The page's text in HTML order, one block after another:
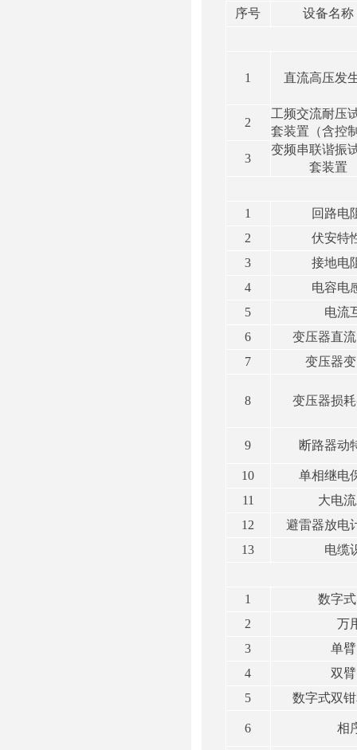
序号 设备名称
1 直流高压发
2
工频交流耐压
套装置（含控
3
变频串联谐振
套装置
1
回路电
2
伏安特
3
接地电
4
电容电
5
电流
6
变压器直
7
变压器
8 变压器损
9 断路器动
10
单相继电
11
大电
12
避雷器放电
13
电缆
1
数字
2
万
3
单
4
双
5
数字式双
6 相